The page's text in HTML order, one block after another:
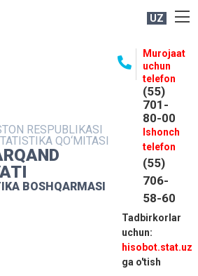
UZ
RESPUBLIKASI
QO‘MITASI
BOSHQARMASI
Murojaat
uchun
telefon
(55)
701-
80-00
Ishonch
telefon
(55)
706-
58-60
Tadbirkorlar
uchun:
hisobot.stat.uz
ga o'tish
XIZMATI
MUROJAATLAR
KONTAKTLAR